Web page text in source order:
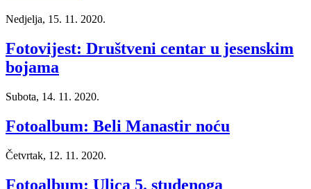
Nedjelja, 15. 11. 2020.
Fotovijest: Društveni centar u jesenskim
bojama
Subota, 14. 11. 2020.
Fotoalbum: Beli Manastir noću
Četvrtak, 12. 11. 2020.
Fotoalbum: Ulica 5. studenoga